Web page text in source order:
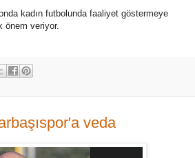
kadın futbolunda faaliyet göstermeye
önem veriyor.
veda